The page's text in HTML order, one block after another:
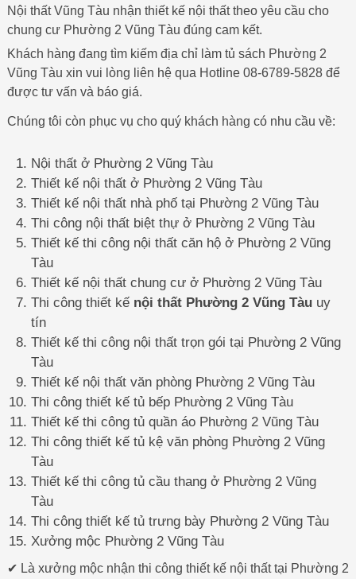
Nội thất Vũng Tàu nhận thiết kế nội thất theo yêu cầu cho
chung cư Phường 2 Vũng Tàu đúng cam kết.
Khách hàng đang tìm kiếm địa chỉ làm tủ sách Phường 2
Vũng Tàu xin vui lòng liên hệ qua Hotline 08-6789-5828 để
được tư vấn và báo giá.
Chúng tôi còn phục vụ cho quý khách hàng có nhu cầu về:
Nội thất ở Phường 2 Vũng Tàu
Thiết kế nội thất ở Phường 2 Vũng Tàu
Thiết kế nội thất nhà phố tại Phường 2 Vũng Tàu
Thi công nội thất biệt thự ở Phường 2 Vũng Tàu
Thiết kế thi công nội thất căn hộ ở Phường 2 Vũng
Tàu
Thiết kế nội thất chung cư ở Phường 2 Vũng Tàu
Thi công thiết kế nội thất Phường 2 Vũng Tàuuy
tín
Thiết kế thi công nội thất trọn gói tại Phường 2 Vũng
Tàu
Thiết kế nội thất văn phòng Phường 2 Vũng Tàu
Thi công thiết kế tủ bếp Phường 2 Vũng Tàu
Thiết kế thi công tủ quần áo Phường 2 Vũng Tàu
Thi công thiết kế tủ kệ văn phòng Phường 2 Vũng
Tàu
Thiết kế thi công tủ cầu thang ở Phường 2 Vũng
Tàu
Thi công thiết kế tủ trưng bày Phường 2 Vũng Tàu
Xưởng mộc Phường 2 Vũng Tàu
✔ Là xưởng mộc nhận thi công thiết kế nội thất tại Phường 2